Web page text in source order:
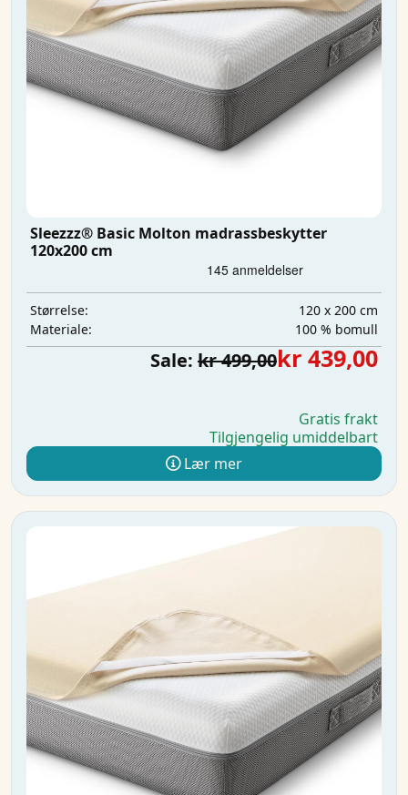
Sleezzz® Basic Molton madrassbeskytter
120x200 cm
Størrelse:
120 x 200 cm
Materiale:
100 % bomull
Sale: kr 499,00kr 439,00
Gratis frakt
Tilgjengelig umiddelbart
Lær mer